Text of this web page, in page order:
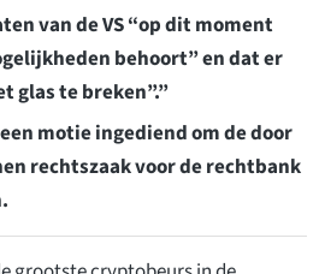
van de VS “op dit moment
behoort” en dat er
glas te breken”.”
motie ingediend om de door
rechtszaak voor de rechtbank